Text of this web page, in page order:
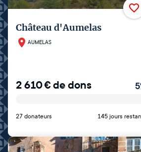
Château d'Aumelas
AUMELAS
2 610€de dons 5
27 donateurs 145 jours